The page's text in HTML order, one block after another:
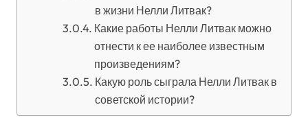
в жизни Нелли Литвак?
Какие работы Нелли Литвак можно
отнести к ее наиболее известным
произведениям?
Какую роль сыграла Нелли Литвак в
советской истории?